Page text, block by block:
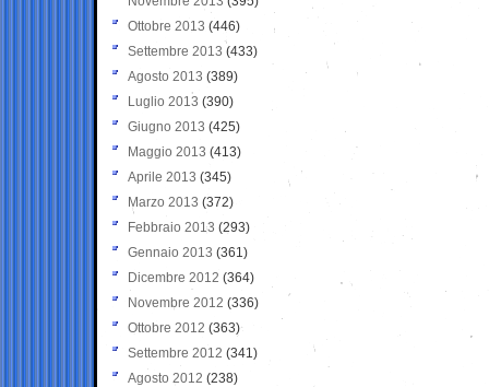
Ottobre 2013 (446)
Settembre 2013 (433)
Agosto 2013 (389)
Luglio 2013 (390)
Giugno 2013 (425)
Maggio 2013 (413)
Aprile 2013 (345)
Marzo 2013 (372)
Febbraio 2013 (293)
Gennaio 2013 (361)
Dicembre 2012 (364)
Novembre 2012 (336)
Ottobre 2012 (363)
Settembre 2012 (341)
Agosto 2012 (238)